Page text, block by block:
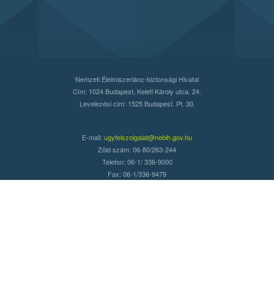
Nemzeti Élelmiszerlánc-biztonsági Hivatal
Cím: 1024 Budapest, Keleti Károly utca. 24.
Levelezési cím: 1525 Budapest. Pf. 30.
E-mail: ugyfelszolgalat@nebih.gov.hu
Zöld szám: 06-80/263-244
Telefon: 06-1/ 336-9000
Fax: 06-1/336-9479